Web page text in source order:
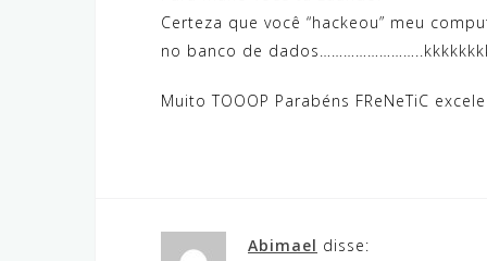
Certeza que você “hackeou” meu
no banco de
Muito TOOOP Parabéns FReNeTiC
Abimael disse: